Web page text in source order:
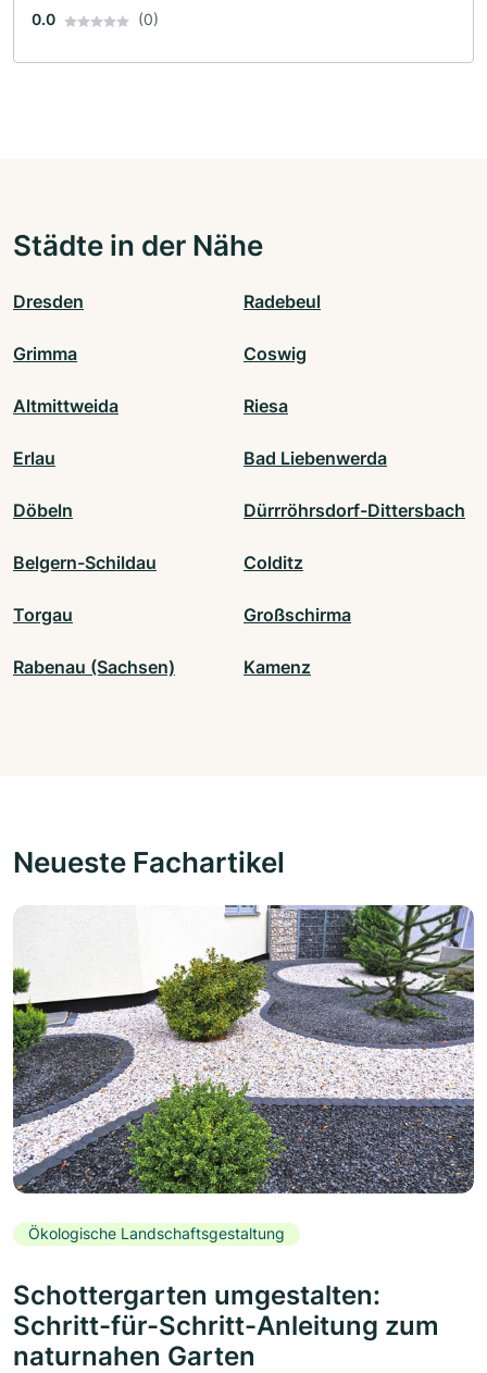
0.0 (0)
Städte in der Nähe
Dresden Radebeul
Grimma Coswig
Altmittweida Riesa
Erlau Bad Liebenwerda
Döbeln Dürrröhrsdorf-Dittersbach
Belgern-Schildau Colditz
Torgau Großschirma
Rabenau (Sachsen) Kamenz
Neueste Fachartikel
Ökologische Landschaftsgestaltung
Schottergarten umgestalten:
Schritt-für-Schritt-Anleitung zum
naturnahen Garten